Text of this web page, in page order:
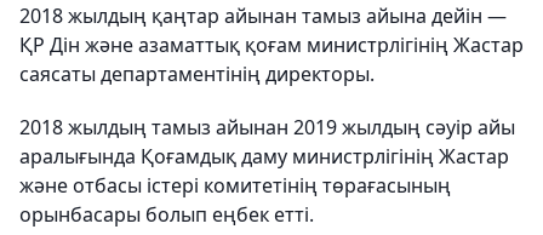
2018 жылдың қаңтар айынан тамыз айына дейін —
ҚР Дін және азаматтық қоғам министрлігінің Жастар
саясаты департаментінің директоры.
2018 жылдың тамыз айынан 2019 жылдың сәуір айы
аралығында Қоғамдық даму министрлігінің Жастар
және отбасы істері комитетінің төрағасының
орынбасары болып еңбек етті.